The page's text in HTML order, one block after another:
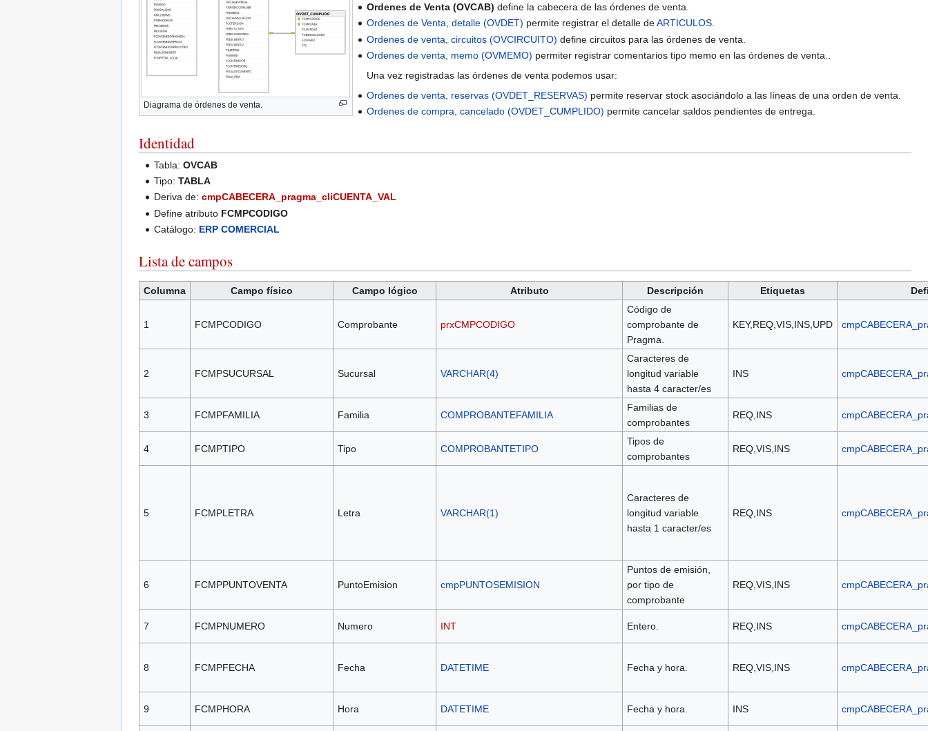
Diagrama de órdenes de venta.
Ordenes de Venta (OVCAB) define la cabecera de las órdenes de venta.
Ordenes de Venta, detalle (OVDET) permite registrar el detalle deARTICULOS.
Ordenes de venta, circuitos (OVCIRCUITO) define circuitos para las órdenes de venta.
Ordenes de venta, memo (OVMEMO) permiter registrar comentarios tipo memo en las órdenes de venta..
Una vez registradas las órdenes de venta podemos usar:
Ordenes de venta, reservas (OVDET_RESERVAS) permite reservar stock asociándolo a las líneas de una orden de venta.
Ordenes de compra, cancelado (OVDET_CUMPLIDO) permite cancelar saldos pendientes de entrega.
Identidad
Tabla:OVCAB
Tipo:TABLA
Deriva de:cmpCABECERA_pragma_cliCUENTA_VAL
Define atributo FCMPCODIGO
Catálogo: ERP COMERCIAL
Lista de campos
Columna Campo físico Campo lógico Atributo Descripción Etiquetas
1 FCMPCODIGO Comprobante prxCMPCODIGO
Código de
comprobante de
Pragma.
KEY,REQ,VIS,INS,UPD
2 FCMPSUCURSAL Sucursal VARCHAR(4)
Caracteres de
longitud variable
hasta 4 caracter/es
INS
3 FCMPFAMILIA Familia COMPROBANTEFAMILIA
Familias de
comprobantes
REQ,INS
4 FCMPTIPO Tipo COMPROBANTETIPO
Tipos de
comprobantes
REQ,VIS,INS
5 FCMPLETRA Letra VARCHAR(1)
Caracteres de
longitud variable
hasta 1 caracter/es
REQ,INS
6 FCMPPUNTOVENTA PuntoEmision cmpPUNTOSEMISION
Puntos de emisión,
por tipo de
comprobante
REQ,VIS,INS
7 FCMPNUMERO Numero INT Entero. REQ,INS
8 FCMPFECHA Fecha DATETIME Fecha y hora. REQ,VIS,INS
9 FCMPHORA Hora DATETIME Fecha y hora. INS